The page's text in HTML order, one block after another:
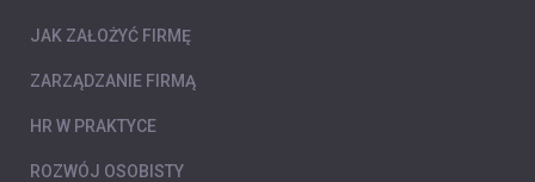
JAK ZAŁOŻYĆ FIRMĘ
ZARZĄDZANIE FIRMĄ
HR W PRAKTYCE
ROZWÓJ OSOBISTY